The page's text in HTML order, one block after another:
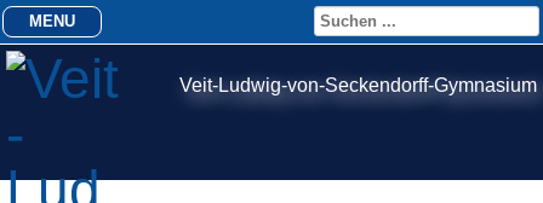
Veit-Ludwig-von-Seckendorff-Gymnasium
MENU